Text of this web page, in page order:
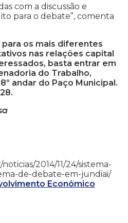
com a discussão e
para o debate”, comenta
os mais diferentes
nas relações capital
basta entrar em
do Trabalho,
andar do Paço Municipal.
2014/11/24/sistema-
de-debate-em-jundiai/
Econômico